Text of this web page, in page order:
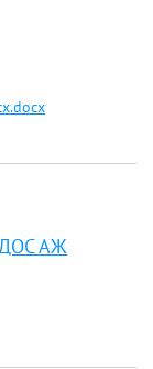
ДОС АЖ